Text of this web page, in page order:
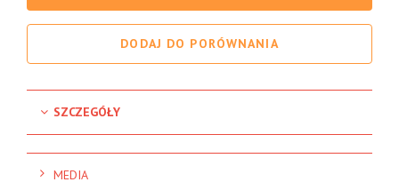
DODAJ DO PORÓWNANIA
SZCZEGÓŁY
MEDIA